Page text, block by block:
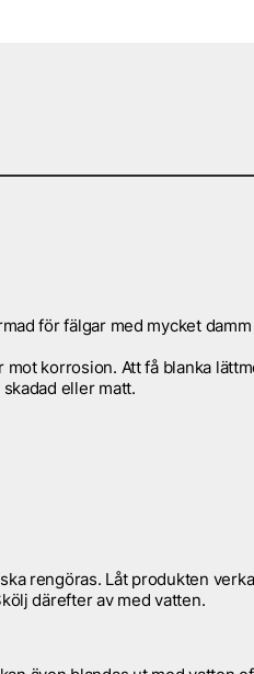
för fälgar med mycket
mot korrosion. Att få blanka
eller matt.
rengöras. Låt produkten
därefter av med vatten.